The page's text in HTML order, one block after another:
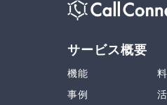
サービス概要
機能
事例